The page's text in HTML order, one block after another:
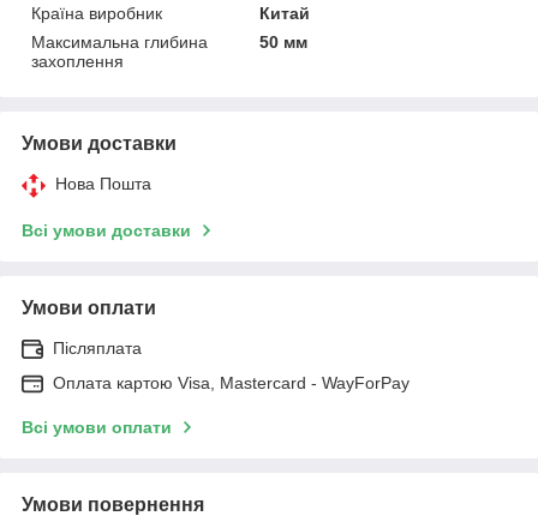
Країна виробник
Китай
Максимальна глибина
захоплення
50 мм
Умови доставки
Нова Пошта
Всі умови доставки
Умови оплати
Післяплата
Оплата картою Visa, Mastercard - WayForPay
Всі умови оплати
Умови повернення